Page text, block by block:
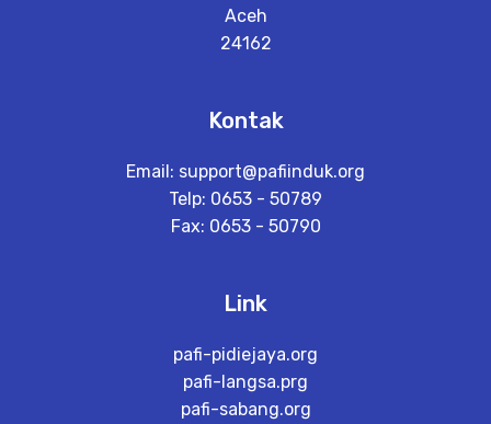
Aceh
24162
Kontak
Email: support@pafiinduk.org
Telp: 0653 - 50789
Fax: 0653 - 50790
Link
pafi-pidiejaya.org
pafi-langsa.prg
pafi-sabang.org